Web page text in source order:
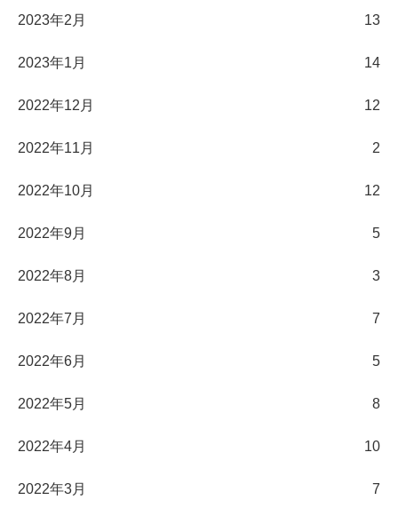
2023年2月 13
2023年1月 14
2022年12月 12
2022年11月 2
2022年10月 12
2022年9月 5
2022年8月 3
2022年7月 7
2022年6月 5
2022年5月 8
2022年4月 10
2022年3月 7